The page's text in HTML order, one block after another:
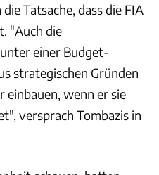
Tatsache, dass die FIA
"Auch die
einer Budget-
strategischen Gründen
einbauen, wenn er sie
versprach Tombazis in